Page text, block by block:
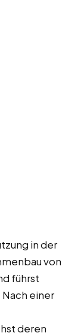
in der
von
führst
einer
deren